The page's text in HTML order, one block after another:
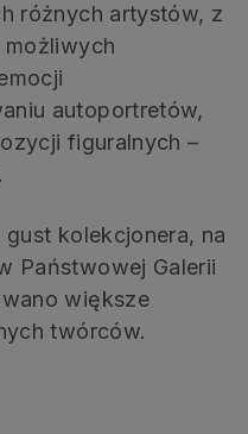
różnych artystów, z
autoportretów,
figuralnych –
kolekcjonera, na
Państwowej Galerii
większe
twórców.